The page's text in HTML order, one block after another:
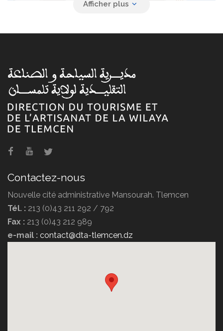
Hammam Boughrara
Hôtel Erriad
Contactez-nous
Nouvelle cité administrative Mansourah. Tlemcen
Tél. : 213 (0)43 211 292 / 792
Fax : 213 (0)43 212 989
e-mail : contact@dta-tlemcen.dz